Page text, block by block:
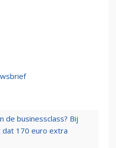
de businessclass? Bij
dat 170 euro extra